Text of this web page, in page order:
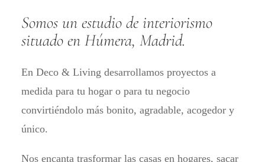
Somos un estudio de interiorismo
situado en Húmera, Madrid.
En Deco & Living desarrollamos proyectos a
medida para tu hogar o para tu negocio
convirtiéndolo más bonito, agradable, acogedor y
único.
Nos encanta trasformar las casas en hogares, sacar